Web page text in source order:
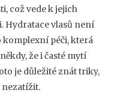
což vede k jejich
Hydratace vlasů není
péči, která
že i časté mytí
je důležité znát triky,
nezatížit.